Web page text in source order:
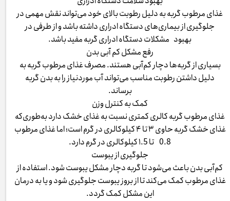
غذای مرطوب گربه به دلیل رطوبت بالای خود می‌تواند نقش مهمی در
جلوگیری از بیماری‌های دستگاه ادراری داشته باشد و از طرفی در
بهبود مشکلات دستگاه ادراری گربه مفید باشد.
رفع مشکل کم آبی بدن
بسیاری از گربه‌ها دچار کم‌آبی هستند. مصرف غذای مرطوب گربه به
دلیل داشتن رطوبت مناسب می‌تواند آب موردنیاز را به بدن گربه
برساند.
کمک به کنترل وزن
غذای مرطوب گربه کالری کمتری نسبت به غذای خشک دارد به‌طوری‌که
غذای خشک گربه حاوی ۳ تا ۴ کیلوکالری در گرم است؛ اما غذای مرطوب
0.8 تا ۱.5 کیلوکالری در گرم دارد.
جلوگیری از یبوست
کم‌آبی بدن باعث می‌شود تا گربه دچار مشکل یبوست شود. استفاده از
غذای مرطوب کمک می‌کند تا از بروز یبوست جلوگیری شود و یا به درمان
این مشکل کمک گردد.